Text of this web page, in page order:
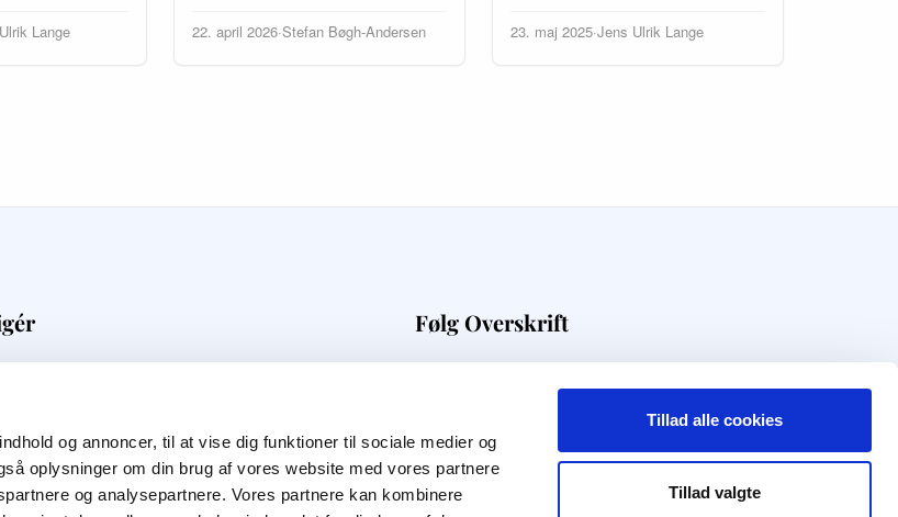
og annoncer, til at vise dig funktioner til sociale medier og
oplysninger om din brug af vores website med vores partnere
og analysepartnere. Vores partnere kan kombinere
Tillad alle cookies
Tillad valgte
Lange 22. april 2026·Stefan Bøgh-Andersen 23. maj 2025·Jens Ulrik Lange
Følg Overskrift
Få digital viden direkte i din indbakke
Modtag nyhedsbrev
f q